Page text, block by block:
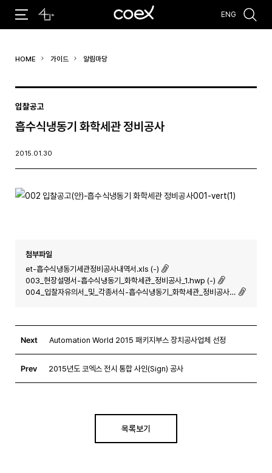
#코엑스 전시 #행사
ENG
HOME 가이드 알림마당
입찰공고
흡수식냉동기 화학세관 정비공사
2015.01.30
첨부파일
et-흡수식냉동기세관정비공사내역서.xls (-)
003_현장설명서-흡수식냉동기_화학세관_정비공사_1.hwp (-)
004_입찰자유의서_및_각종서식-흡수식냉동기_화학세관_정비공사_1.hwp (-)
Next Automation World 2015 패키지부스 장치공사업체 선정
Prev 2015년도 코엑스 전시 통합 사인(Sign) 공사
목록보기